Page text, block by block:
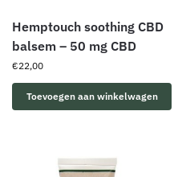
Hemptouch soothing CBD
balsem – 50 mg CBD
€22,00
Toevoegen aan winkelwagen